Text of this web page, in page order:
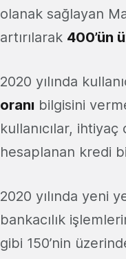
olanak sağlayan
artırılarak 400’ün
2020 yılında
oranı bilgisini
kullanıcılar,
hesaplanan kredi
2020 yılında yeni
bankacılık
gibi 150’nin